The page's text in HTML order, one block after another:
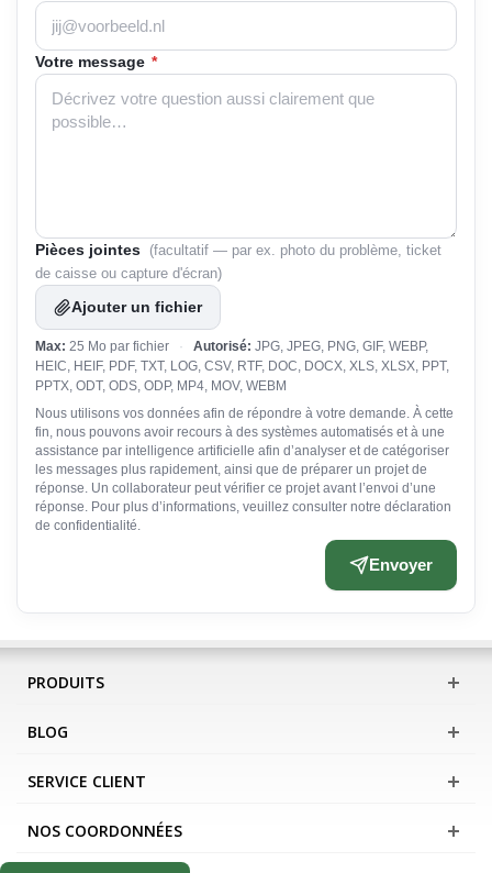
Votre message *
Pièces jointes (facultatif — par ex. photo du problème, ticket
de caisse ou capture d'écran)
Ajouter un fichier
Max: 25 Mo par fichier · Autorisé: JPG, JPEG, PNG, GIF, WEBP,
HEIC, HEIF, PDF, TXT, LOG, CSV, RTF, DOC, DOCX, XLS, XLSX, PPT,
PPTX, ODT, ODS, ODP, MP4, MOV, WEBM
Nous utilisons vos données afin de répondre à votre demande. À cette
fin, nous pouvons avoir recours à des systèmes automatisés et à une
assistance par intelligence artificielle afin d’analyser et de catégoriser
les messages plus rapidement, ainsi que de préparer un projet de
réponse. Un collaborateur peut vérifier ce projet avant l’envoi d’une
réponse. Pour plus d’informations, veuillez consulter notre déclaration
de confidentialité.
Envoyer
PRODUITS
BLOG
SERVICE CLIENT
NOS COORDONNÉES